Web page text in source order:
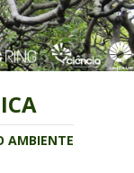
AMBIENTE